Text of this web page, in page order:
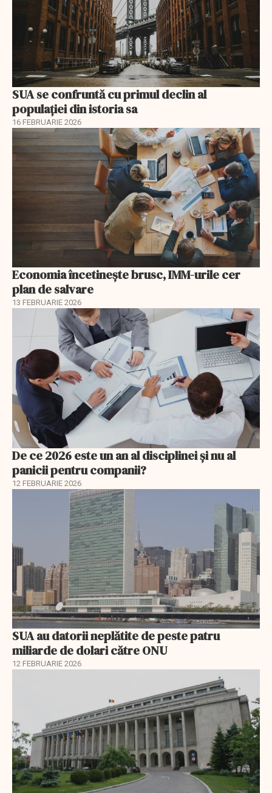
SUA se confruntă cu primul declin al
populației din istoria sa
16 FEBRUARIE 2026
Economia încetinește brusc, IMM-urile cer
plan de salvare
13 FEBRUARIE 2026
De ce 2026 este un an al disciplinei și nu al
panicii pentru companii?
12 FEBRUARIE 2026
SUA au datorii neplătite de peste patru
miliarde de dolari către ONU
12 FEBRUARIE 2026